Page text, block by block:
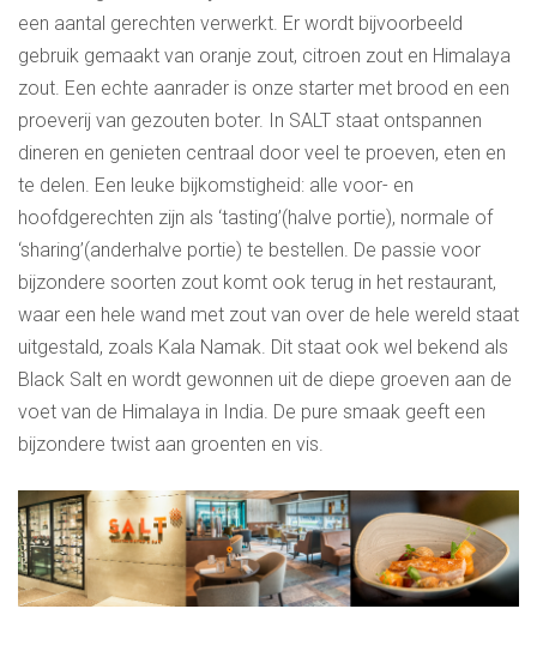
een aantal gerechten verwerkt. Er wordt bijvoorbeeld
gebruik gemaakt van oranje zout, citroen zout en Himalaya
zout. Een echte aanrader is onze starter met brood en een
proeverij van gezouten boter. In SALT staat ontspannen
dineren en genieten centraal door veel te proeven, eten en
te delen. Een leuke bijkomstigheid: alle voor- en
hoofdgerechten zijn als ‘tasting’(halve portie), normale of
‘sharing’(anderhalve portie) te bestellen. De passie voor
bijzondere soorten zout komt ook terug in het restaurant,
waar een hele wand met zout van over de hele wereld staat
uitgestald, zoals Kala Namak. Dit staat ook wel bekend als
Black Salt en wordt gewonnen uit de diepe groeven aan de
voet van de Himalaya in India. De pure smaak geeft een
bijzondere twist aan groenten en vis.